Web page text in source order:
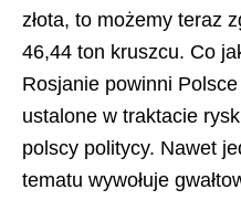
złota, to możemy teraz
46,44 ton kruszcu. Co
Rosjanie powinni Polsce
ustalone w traktacie
polscy politycy. Nawet
tematu wywołuje